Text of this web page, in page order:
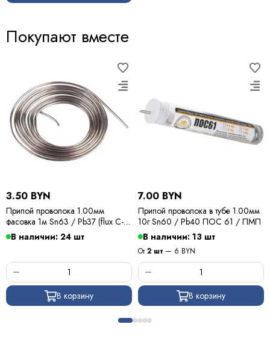
Покупают вместе
3.50 BYN
Припой проволока 1.00мм
фасовка 1м Sn63 / Pb37 (flux C-6)
ПОС 63 / Kewei
В наличии: 24 шт
В корзину
7.00 BYN
Припой проволока в тубе 1.00мм
10г Sn60 / Pb40 ПОС 61 / ПМП
В наличии: 13 шт
От2 шт — 6 BYN
В корзину